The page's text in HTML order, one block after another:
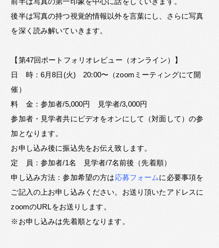
後半は写真の持つ視覚的情報以外を言葉にし、さらに写真
を深く読み解いていきます。
【第47回ポートフォリオレビュー（オンライン）】
日 時：6月8日(火) 20:00〜（zoomミーティングにて開
催）
料 金：参加者/5,000円 見学者/3,000円
参加者・見学者共にビデオをオンにして（対面して）の参
加となります。
お申し込み後に振込先をお伝え致します。
定 員：参加者/1名 見学者/7名前後（先着順）
申し込み方法：参加希望の方は応募フォームに必要事項を
ご記入の上お申し込みください。お送り頂いたアドレスに
zoomのURLをお送りします。
※お申し込みは先着順となります。